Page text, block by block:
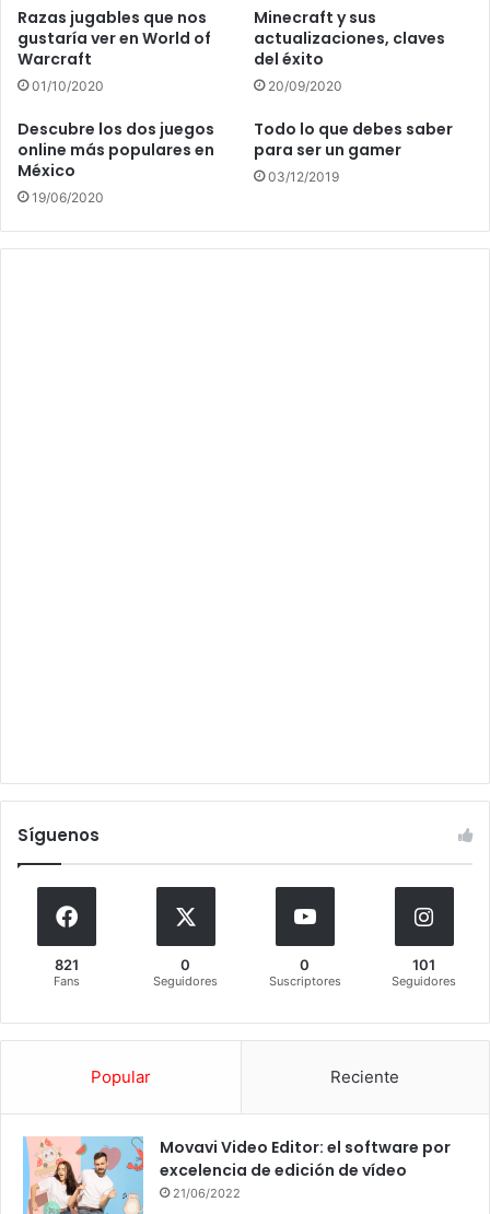
Razas jugables que nos
gustaría ver en World of
Warcraft
01/10/2020
Minecraft y sus
actualizaciones, claves
del éxito
20/09/2020
Descubre los dos juegos
online más populares en
México
19/06/2020
Todo lo que debes saber
para ser un gamer
03/12/2019
Síguenos
821
Fans
0
Seguidores
0
Suscriptores
101
Seguidores
Popular Reciente
Movavi Video Editor: el software por
excelencia de edición de vídeo
21/06/2022